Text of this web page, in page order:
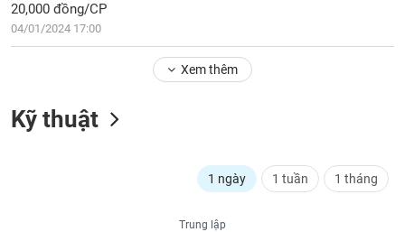
nghiệp
Tin
Tài
20,000 đồng/CP
04/01/2024 17:00
Xem thêm
Kỹ thuật
1 ngày 1 tuần 1 tháng
Trung lập
LIỆU
NGHIỆP